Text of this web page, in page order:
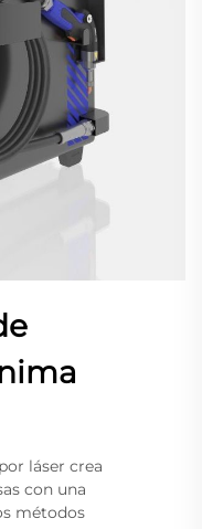
láser crea
con una
métodos